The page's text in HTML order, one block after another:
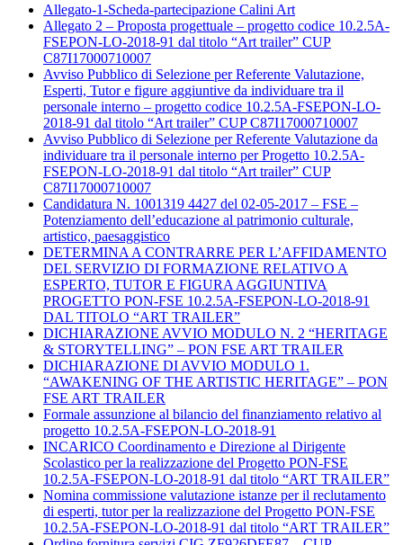
Allegato-1-Scheda-partecipazione Calini Art
Allegato 2 – Proposta progettuale – progetto codice 10.2.5A-
FSEPON-LO-2018-91 dal titolo “Art trailer” CUP
C87I17000710007
Avviso Pubblico di Selezione per Referente Valutazione,
Esperti, Tutor e figure aggiuntive da individuare tra il
personale interno – progetto codice 10.2.5A-FSEPON-LO-
2018-91 dal titolo “Art trailer” CUP C87I17000710007
Avviso Pubblico di Selezione per Referente Valutazione da
individuare tra il personale interno per Progetto 10.2.5A-
FSEPON-LO-2018-91 dal titolo “Art trailer” CUP
C87I17000710007
Candidatura N. 1001319 4427 del 02-05-2017 – FSE –
Potenziamento dell’educazione al patrimonio culturale,
artistico, paesaggistico
DETERMINA A CONTRARRE PER L’AFFIDAMENTO
DEL SERVIZIO DI FORMAZIONE RELATIVO A
ESPERTO, TUTOR E FIGURA AGGIUNTIVA
PROGETTO PON-FSE 10.2.5A-FSEPON-LO-2018-91
DAL TITOLO “ART TRAILER”
DICHIARAZIONE AVVIO MODULO N. 2 “HERITAGE
& STORYTELLING” – PON FSE ART TRAILER
DICHIARAZIONE DI AVVIO MODULO 1.
“AWAKENING OF THE ARTISTIC HERITAGE” – PON
FSE ART TRAILER
Formale assunzione al bilancio del finanziamento relativo al
progetto 10.2.5A-FSEPON-LO-2018-91
INCARICO Coordinamento e Direzione al Dirigente
Scolastico per la realizzazione del Progetto PON-FSE
10.2.5A-FSEPON-LO-2018-91 dal titolo “ART TRAILER”
Nomina commissione valutazione istanze per il reclutamento
di esperti, tutor per la realizzazione del Progetto PON-FSE
10.2.5A-FSEPON-LO-2018-91 dal titolo “ART TRAILER”